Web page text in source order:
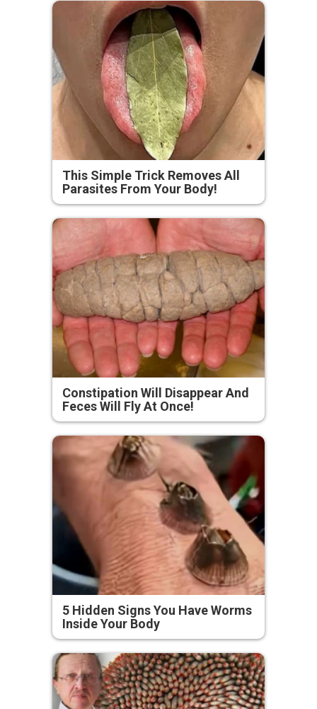
This Simple Trick Removes All
Parasites From Your Body!
Constipation Will Disappear And
Feces Will Fly At Once!
5 Hidden Signs You Have Worms
Inside Your Body